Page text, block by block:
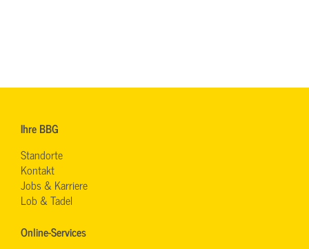
Ihre BBG
Standorte
Kontakt
Jobs & Karriere
Lob & Tadel
Online-Services